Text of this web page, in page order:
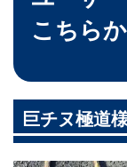
こちら
巨チヌ極道